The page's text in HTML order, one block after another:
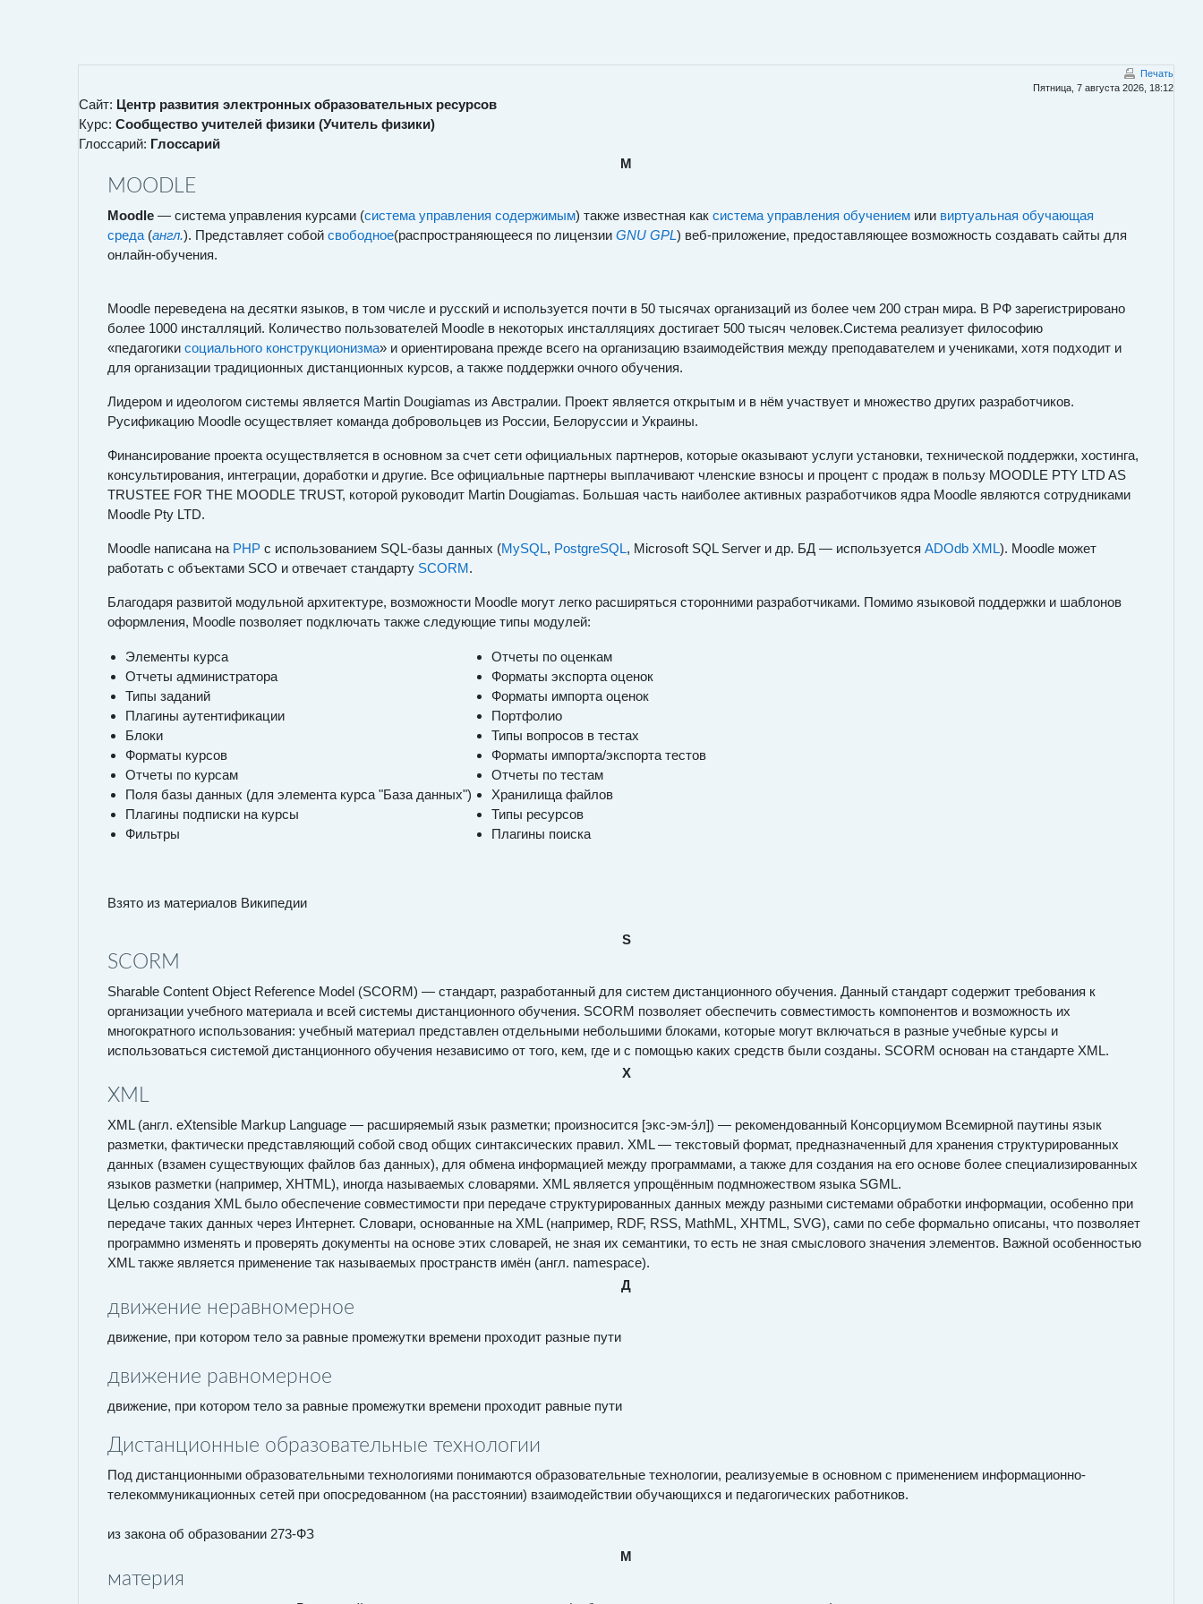
Печать
Пятница, 7 августа 2026, 18:12
Сайт: Центр развития электронных образовательных ресурсов
Курс: Сообщество учителей физики (Учитель физики)
Глоссарий: Глоссарий
M
MOODLE
Moodle — система управления курсами (система управления содержимым) также известная как система управления обучением или виртуальная обучающая
среда (англ.). Представляет собой свободное(распространяющееся по лицензии GNU GPL) веб-приложение, предоставляющее возможность создавать сайты для
онлайн-обучения.
Moodle переведена на десятки языков, в том числе и русский и используется почти в 50 тысячах организаций из более чем 200 стран мира. В РФ зарегистрировано
более 1000 инсталляций. Количество пользователей Moodle в некоторых инсталляциях достигает 500 тысяч человек.Система реализует философию
«педагогики социального конструкционизма» и ориентирована прежде всего на организацию взаимодействия между преподавателем и учениками, хотя подходит и
для организации традиционных дистанционных курсов, а также поддержки очного обучения.
Лидером и идеологом системы является Martin Dougiamas из Австралии. Проект является открытым и в нём участвует и множество других разработчиков.
Русификацию Moodle осуществляет команда добровольцев из России, Белоруссии и Украины.
Финансирование проекта осуществляется в основном за счет сети официальных партнеров, которые оказывают услуги установки, технической поддержки, хостинга,
консультирования, интеграции, доработки и другие. Все официальные партнеры выплачивают членские взносы и процент с продаж в пользу MOODLE PTY LTD AS
TRUSTEE FOR THE MOODLE TRUST, которой руководит Martin Dougiamas. Большая часть наиболее активных разработчиков ядра Moodle являются сотрудниками
Moodle Pty LTD.
Moodle написана на PHP с использованием SQL-базы данных (MySQL, PostgreSQL, Microsoft SQL Server и др. БД — используется ADOdb XML). Moodle может
работать с объектами SCO и отвечает стандарту SCORM.
Благодаря развитой модульной архитектуре, возможности Moodle могут легко расширяться сторонними разработчиками. Помимо языковой поддержки и шаблонов
оформления, Moodle позволяет подключать также следующие типы модулей:
Элементы курса
Отчеты администратора
Типы заданий
Плагины аутентификации
Блоки
Форматы курсов
Отчеты по курсам
Поля базы данных (для элемента курса "База данных")
Плагины подписки на курсы
Фильтры
Отчеты по оценкам
Форматы экспорта оценок
Форматы импорта оценок
Портфолио
Типы вопросов в тестах
Форматы импорта/экспорта тестов
Отчеты по тестам
Хранилища файлов
Типы ресурсов
Плагины поиска
Взято из материалов Википедии
S
SCORM
Sharable Content Object Reference Model (SCORM) — стандарт, разработанный для систем дистанционного обучения. Данный стандарт содержит требования к
организации учебного материала и всей системы дистанционного обучения. SCORM позволяет обеспечить совместимость компонентов и возможность их
многократного использования: учебный материал представлен отдельными небольшими блоками, которые могут включаться в разные учебные курсы и
использоваться системой дистанционного обучения независимо от того, кем, где и с помощью каких средств были созданы. SCORM основан на стандарте XML.
X
XML
XML (англ. eXtensible Markup Language — расширяемый язык разметки; произносится [экс-эм-э́л]) — рекомендованный Консорциумом Всемирной паутины язык
разметки, фактически представляющий собой свод общих синтаксических правил. XML — текстовый формат, предназначенный для хранения структурированных
данных (взамен существующих файлов баз данных), для обмена информацией между программами, а также для создания на его основе более специализированных
языков разметки (например, XHTML), иногда называемых словарями. XML является упрощённым подмножеством языка SGML.
Целью создания XML было обеспечение совместимости при передаче структурированных данных между разными системами обработки информации, особенно при
передаче таких данных через Интернет. Словари, основанные на XML (например, RDF, RSS, MathML, XHTML, SVG), сами по себе формально описаны, что позволяет
программно изменять и проверять документы на основе этих словарей, не зная их семантики, то есть не зная смыслового значения элементов. Важной особенностью
XML также является применение так называемых пространств имён (англ. namespace).
Д
движение неравномерное
движение, при котором тело за равные промежутки времени проходит разные пути
движение равномерное
движение, при котором тело за равные промежутки времени проходит равные пути
Дистанционные образовательные технологии
Под дистанционными образовательными технологиями понимаются образовательные технологии, реализуемые в основном с применением информационно-
телекоммуникационных сетей при опосредованном (на расстоянии) взаимодействии обучающихся и педагогических работников.
из закона об образовании 273-ФЗ
М
материя